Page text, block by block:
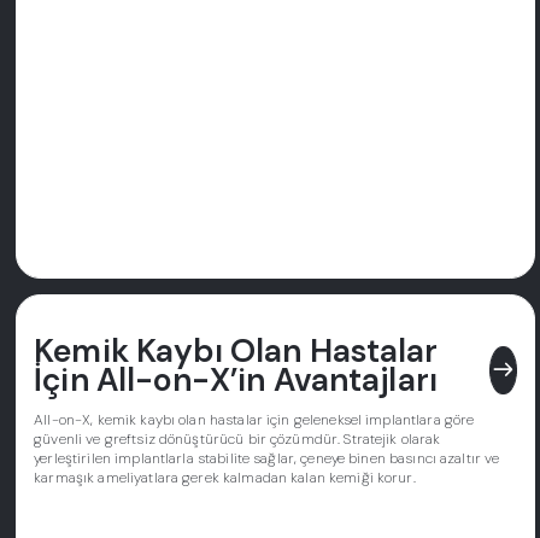
Kemik Kaybı Olan Hastalar
İçin All-on-X’in Avantajları east
All-on-X, kemik kaybı olan hastalar için geleneksel implantlara göre
güvenli ve greftsiz dönüştürücü bir çözümdür. Stratejik olarak
yerleştirilen implantlarla stabilite sağlar, çeneye binen basıncı azaltır ve
karmaşık ameliyatlara gerek kalmadan kalan kemiği korur.